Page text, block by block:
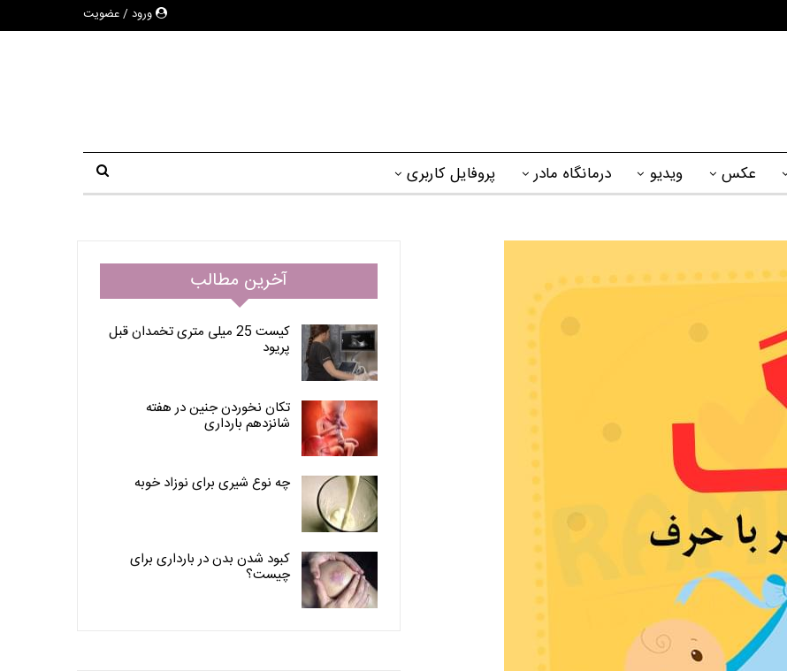
ورود / عضویت
عکس ویدیو درمانگاه مادر پروفایل کاربری
آخرین مطالب
کیست 25 میلی متری تخمدان قبل
پریود
تکان نخوردن جنین در هفته
شانزدهم بارداری
چه نوع شیری برای نوزاد خوبه
کبود شدن بدن در بارداری برای
چیست؟